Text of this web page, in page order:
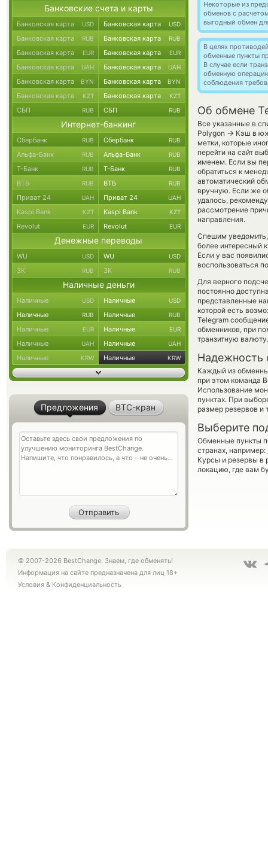
Некоторые из
обменов с
выгодный обмен
В целях
обменные пункты
В случае если
обменную
соблюдения
Об обмене
Все указанные в
Polygon → Кэш в
метки, которые
перейти на сайт
именем. Если вы
обратиться к
автоматический
вручную. Если же
удалось,
рассмотрение
направления.
Спешим
более интересный
Если у вас
воспользоваться
Для верного
постоянно
представленные
которой есть
Telegram
обменников, при
транзитную валюту.
Надежность
Каждый из
при этом команда
Использование
пунктах. При
размер резервов и
Выберите
Обменные пункты
странах, например:
Курсы и резервы в
локацию, где вам
Банковские счета и карты
Банковская карта USD Банковская карта USD
Банковская карта RUB Банковская карта RUB
Банковская карта EUR Банковская карта EUR
Банковская карта UAH Банковская карта UAH
Банковская карта BYN Банковская карта BYN
Банковская карта KZT Банковская карта KZT
СБП RUB СБП RUB
Интернет-банкинг
Сбербанк RUB Сбербанк RUB
Альфа-Банк RUB Альфа-Банк RUB
Т-Банк RUB Т-Банк RUB
ВТБ RUB ВТБ RUB
Приват 24 UAH Приват 24 UAH
Kaspi Bank KZT Kaspi Bank KZT
Revolut EUR Revolut EUR
Денежные переводы
WU USD WU USD
ЗК RUB ЗК RUB
Наличные деньги
Наличные USD Наличные USD
Наличные RUB Наличные RUB
Наличные EUR Наличные EUR
Наличные UAH Наличные UAH
Наличные KRW Наличные KRW
Предложения BTC-кран
© 2007-2026 BestChange. Знаем, где обменять!
Информация на сайте предназначена для лиц 18+
Условия & Конфиденциальность